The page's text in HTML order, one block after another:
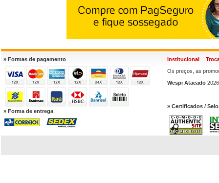
» Formas de pagamento
» Forma de entrega
Institucional
Os preços, as
Wespi Atacado
» Certificados /